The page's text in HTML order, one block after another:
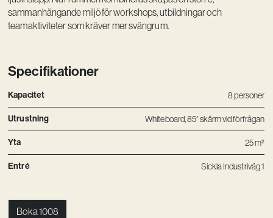
Vision
sammanhängande miljö för workshops, utbildningar och
teamaktiviteter som kräver mer svängrum.
Specifikationer
Kapacitet 8 personer
Utrustning Whiteboard, 85′ skärm vid förfrågan
Yta 25 m²
Entré Sickla Industriväg 1
Boka 1008